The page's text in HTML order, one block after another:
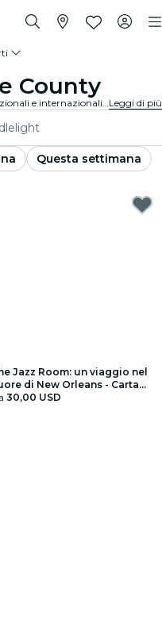
County
Scopri i migliori concerti e tour di artisti nazionali e internazionali a Orange County, acquista i tuoi biglietti su Fever e goditi i migliori live in circolazione!Leggi di più
Questa settimana
Jazz Room: un viaggio nel
di New Orleans - Carta
30,00 USD